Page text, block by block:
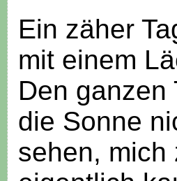
Ein zäher
mit einem
Den ganzen
die Sonne
sehen, mich